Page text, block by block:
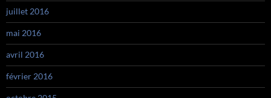
juillet 2016
mai 2016
avril 2016
février 2016